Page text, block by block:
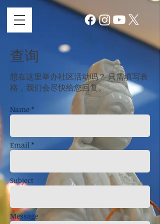
查询
想在这里举办社区活动吗？ 只需填写表
格，我们会尽快给您回复。
Name *
Email *
Subject
Message